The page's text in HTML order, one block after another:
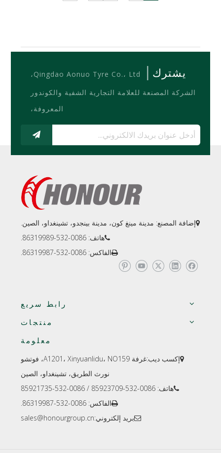
يشترك |
Qingdao Aonuo Tyre Co.، Ltd،
الشركة المصنعة للعلامة التجارية الشفية والكوندور
المعروفة،
إضافة المصنع: مدينة مينغ كون، مدينة بينجدو، تشينغداو، الصين.
هاتف: 0086-532-86319989.
الفاكس: 0086-532-86319987.
رابط سريع
منتجات
معلومة
إكسب ديب:
غرفة A1201، Xinyuanlidu، NO159، فوتشو
نورث الطريق، تشينغداو، الصين
هاتف: 0086-532-85923709 / 0086-532-85921735
الفاكس: 0086-532-86319987.
بريد إلكتروني:sales@honourgroup.cn